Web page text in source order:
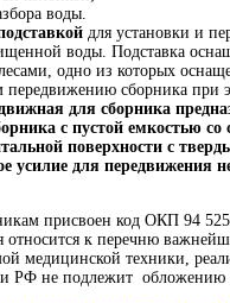
воды.
для установки и
воды. Подставка
одно из которых
сборника при
для сборника
с пустой емкостью со
поверхности с
усилие для передвижения
присвоен код ОКП 94
относится к перечню
медицинской техники,
РФ не подлежит